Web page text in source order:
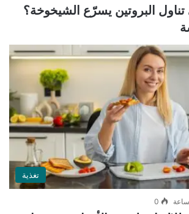
البروتين يسرّع الشيخوخة؟
تغذية
0